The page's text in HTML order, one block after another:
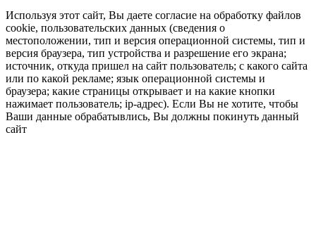
Используя этот сайт, Вы даете согласие на обработку файлов
cookie, пользовательских данных (сведения о
местоположении, тип и версия операционной системы, тип и
версия браузера, тип устройства и разрешение его экрана;
источник, откуда пришел на сайт пользователь; с какого сайта
или по какой рекламе; язык операционной системы и
браузера; какие страницы открывает и на какие кнопки
нажимает пользователь; ip-адрес). Если Вы не хотите, чтобы
Ваши данные обрабатывлись, Вы должны покинуть данный
сайт